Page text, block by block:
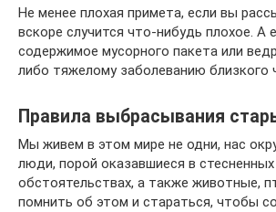
Не менее плохая примета, если вы
вскоре случится что-нибудь плохое. А
содержимое мусорного пакета или
либо тяжелому заболеванию близкого
Правила выбрасывания
Мы живем в этом мире не одни, нас
люди, порой оказавшиеся в
обстоятельствах, а также животные,
помнить об этом и стараться, чтобы